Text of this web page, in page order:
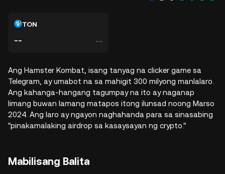
TON
-- --
Ang Hamster Kombat, isang tanyag na clicker game sa
Telegram, ay umabot na sa mahigit 300 milyong manlalaro.
Ang kahanga-hangang tagumpay na ito ay naganap
limang buwan lamang matapos itong ilunsad noong Marso
2024. Ang laro ay ngayon naghahanda para sa sinasabing
"pinakamalaking airdrop sa kasaysayan ng crypto."
Mabilisang Balita